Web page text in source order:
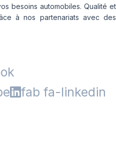
besoins automobiles. Qualité et
à nos partenariats avec des
fab fa-linkedin